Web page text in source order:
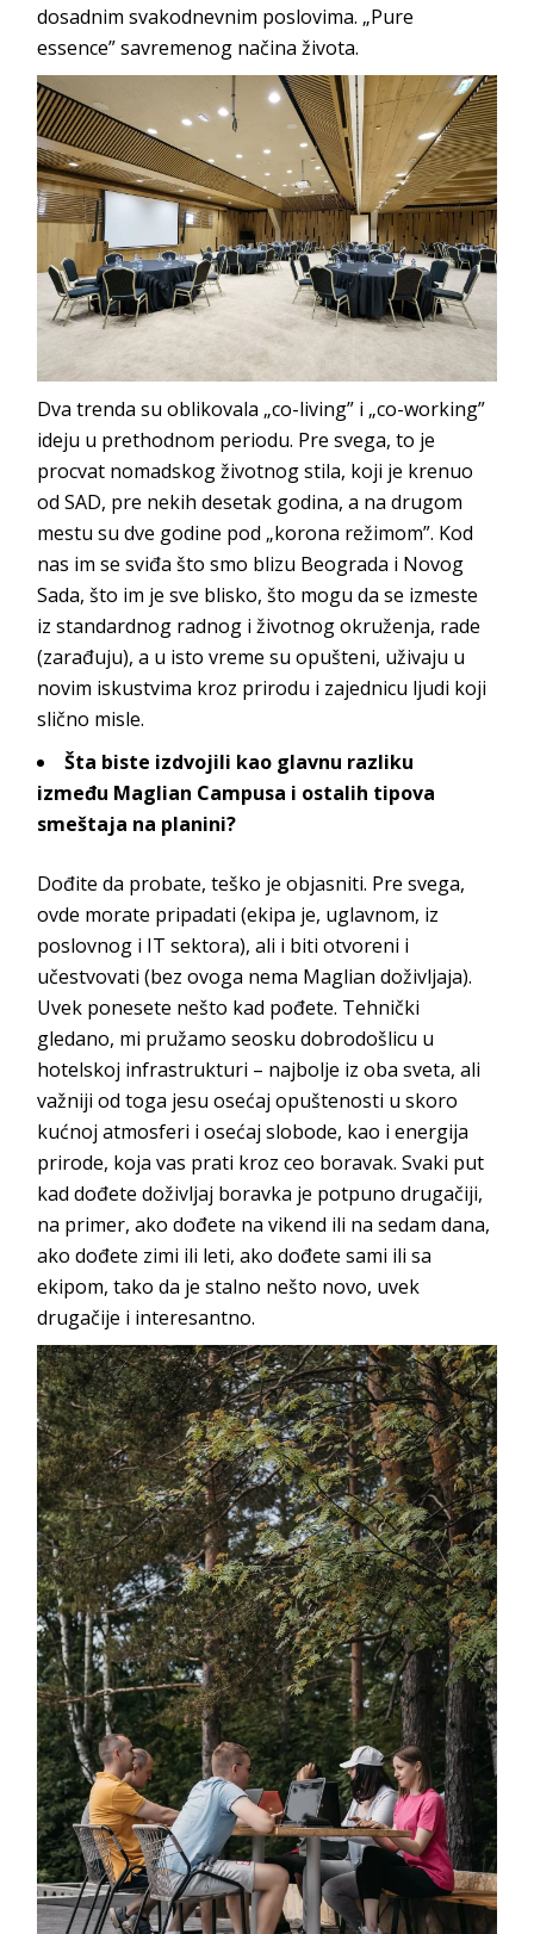
dosadnim svakodnevnim poslovima. „Pure
essence” savremenog načina života.
Dva trenda su oblikovala „co-living” i „co-working”
ideju u prethodnom periodu. Pre svega, to je
procvat nomadskog životnog stila, koji je krenuo
od SAD, pre nekih desetak godina, a na drugom
mestu su dve godine pod „korona režimom”. Kod
nas im se sviđa što smo blizu Beograda i Novog
Sada, što im je sve blisko, što mogu da se izmeste
iz standardnog radnog i životnog okruženja, rade
(zarađuju), a u isto vreme su opušteni, uživaju u
novim iskustvima kroz prirodu i zajednicu ljudi koji
slično misle.
Šta biste izdvojili kao glavnu razliku
između Maglian Campusa i ostalih tipova
smeštaja na planini?
Dođite da probate, teško je objasniti. Pre svega,
ovde morate pripadati (ekipa je, uglavnom, iz
poslovnog i IT sektora), ali i biti otvoreni i
učestvovati (bez ovoga nema Maglian doživljaja).
Uvek ponesete nešto kad pođete. Tehnički
gledano, mi pružamo seosku dobrodošlicu u
hotelskoj infrastrukturi – najbolje iz oba sveta, ali
važniji od toga jesu osećaj opuštenosti u skoro
kućnoj atmosferi i osećaj slobode, kao i energija
prirode, koja vas prati kroz ceo boravak. Svaki put
kad dođete doživljaj boravka je potpuno drugačiji,
na primer, ako dođete na vikend ili na sedam dana,
ako dođete zimi ili leti, ako dođete sami ili sa
ekipom, tako da je stalno nešto novo, uvek
drugačije i interesantno.